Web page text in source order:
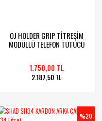
OJ HOLDER GRIP TİTREŞİM
MODÜLLÜ TELEFON TUTUCU
1.750,00 TL
2.187,50 TL
%20